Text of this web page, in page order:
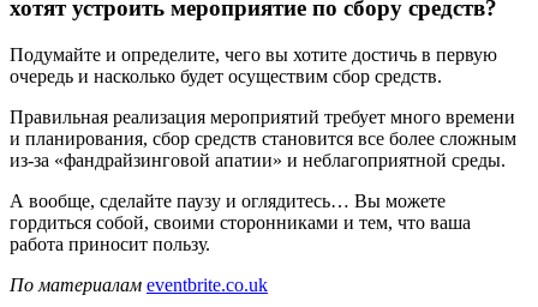
хотят устроить мероприятие по сбору средств?
Подумайте и определите, чего вы хотите достичь в первую
очередь и насколько будет осуществим сбор средств.
Правильная реализация мероприятий требует много времени
и планирования, сбор средств становится все более сложным
из-за «фандрайзинговой апатии» и неблагоприятной среды.
А вообще, сделайте паузу и оглядитесь… Вы можете
гордиться собой, своими сторонниками и тем, что ваша
работа приносит пользу.
По материалам eventbrite.co.uk